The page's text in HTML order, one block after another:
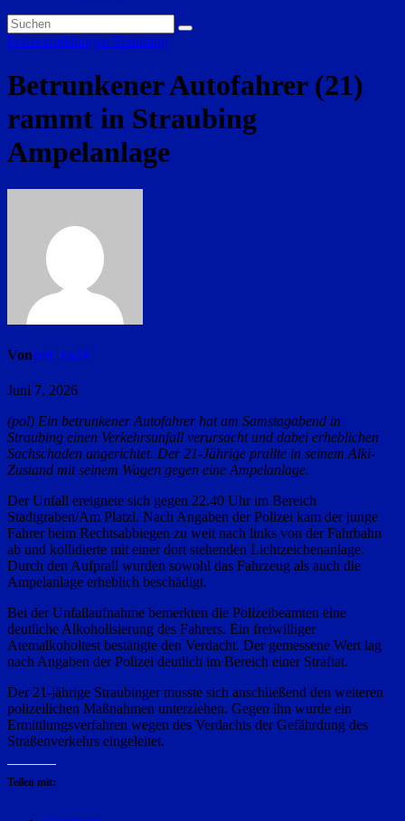
Polizeimeldungen Straubing
Betrunkener Autofahrer (21)
rammt in Straubing
Ampelanlage
Vonred_ra24
Juni 7, 2026
(pol) Ein betrunkener Autofahrer hat am Samstagabend in
Straubing einen Verkehrsunfall verursacht und dabei erheblichen
Sachschaden angerichtet. Der 21-Jährige prallte in seinem Alki-
Zustand mit seinem Wagen gegen eine Ampelanlage.
Der Unfall ereignete sich gegen 22.40 Uhr im Bereich
Stadtgraben/Am Platzl. Nach Angaben der Polizei kam der junge
Fahrer beim Rechtsabbiegen zu weit nach links von der Fahrbahn
ab und kollidierte mit einer dort stehenden Lichtzeichenanlage.
Durch den Aufprall wurden sowohl das Fahrzeug als auch die
Ampelanlage erheblich beschädigt.
Bei der Unfallaufnahme bemerkten die Polizeibeamten eine
deutliche Alkoholisierung des Fahrers. Ein freiwilliger
Atemalkoholtest bestätigte den Verdacht. Der gemessene Wert lag
nach Angaben der Polizei deutlich im Bereich einer Straftat.
Der 21-jährige Straubinger musste sich anschließend den weiteren
polizeilichen Maßnahmen unterziehen. Gegen ihn wurde ein
Ermittlungsverfahren wegen des Verdachts der Gefährdung des
Straßenverkehrs eingeleitet.
Teilen mit: